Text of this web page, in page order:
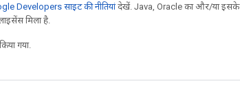
Developers साइट की नीतियांदेखें. Java, Oracle का और/या इसके
मिला है.
गया.